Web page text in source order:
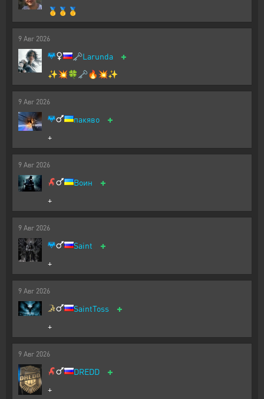
🥇🥇🥇
9 Авг 2026
🗝️Larunda +
✨💥🍀🗝️🔥💥✨
9 Авг 2026
пакяво +
+
9 Авг 2026
Воин +
+
9 Авг 2026
Saint +
+
9 Авг 2026
SaintToss +
+
9 Авг 2026
DREDD +
+